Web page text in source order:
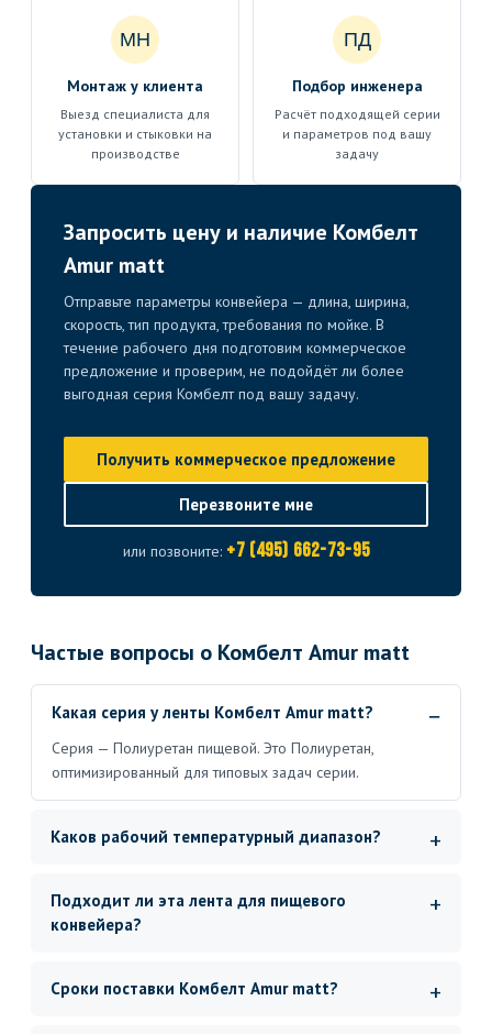
МН
Монтаж у клиента
Выезд специалиста для
установки и стыковки на
производстве
ПД
Подбор инженера
Расчёт подходящей серии
и параметров под вашу
задачу
Запросить цену и наличие Комбелт
Amur matt
Отправьте параметры конвейера — длина, ширина,
скорость, тип продукта, требования по мойке. В
течение рабочего дня подготовим коммерческое
предложение и проверим, не подойдёт ли более
выгодная серия Комбелт под вашу задачу.
Получить коммерческое предложение
Перезвоните мне
или позвоните: +7 (495) 662-73-95
Частые вопросы о Комбелт Amur matt
Какая серия у ленты Комбелт Amur matt?
Серия — Полиуретан пищевой. Это Полиуретан,
оптимизированный для типовых задач серии.
Каков рабочий температурный диапазон?
Подходит ли эта лента для пищевого
конвейера?
Сроки поставки Комбелт Amur matt?